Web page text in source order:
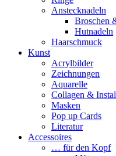
Anstecknadeln
Broschen
Hutnadeln
Haarschmuck
Kunst
Acrylbilder
Zeichnungen
Aquarelle
Collagen &
Masken
Pop up Cards
Literatur
Accessoires
… für den Kopf